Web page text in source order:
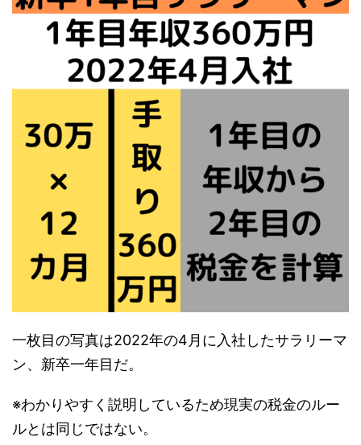
一枚目の写真は2022年の4月に入社したサラリーマ
ン、新卒一年目だ。
※わかりやすく説明しているため現実の税金のルー
ルとは同じではない。